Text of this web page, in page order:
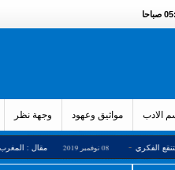
الادب مواثيق وعهود وجهة نظر
- 08 نوفمبر 2019 مقال : المغرب بعد لبنان